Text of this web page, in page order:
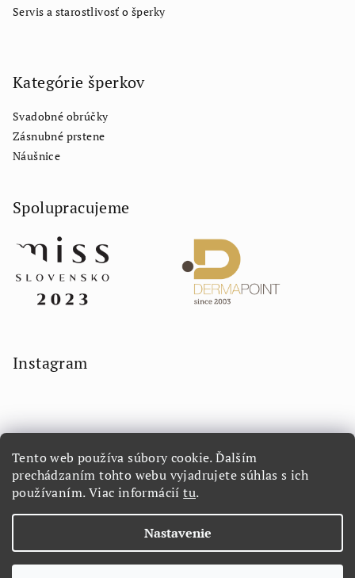
Tento web používa súbory cookie. Ďalším
prechádzaním tohto webu vyjadrujete súhlas s ich
používaním. Viac informáciítu.
Nastavenie
Servis a starostlivosť o šperky
Kategórie šperkov
Svadobné obrúčky
Zásnubné prstene
Náušnice
Spolupracujeme
Instagram
Sledovať na Instagrame
Copyright 2026LORETTA.SK. Všetky práva vyhradené.